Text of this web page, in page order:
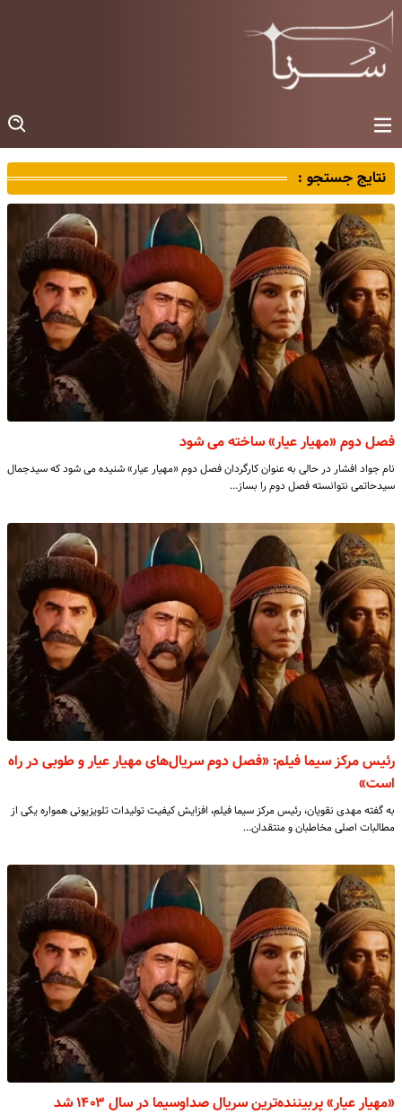
نتایج جستجو :
فصل دوم «مهیار عیار» ساخته می شود
نام جواد افشار در حالی به عنوان کارگردان فصل دوم «مهیار عیار» شنیده می شود که سیدجمال
سیدحاتمی نتوانسته فصل دوم را بساز…
رئیس مرکز سیما فیلم: «فصل دوم سریال‌های مهیار عیار و طوبی در راه
است»
به گفته مهدی نقویان، رئیس مرکز سیما فیلم، افزایش کیفیت تولیدات تلویزیونی همواره یکی از
مطالبات اصلی مخاطبان و منتقدان…
«مهیار عیار» پربیننده‌ترین سریال صداوسیما در سال ۱۴۰۳ شد